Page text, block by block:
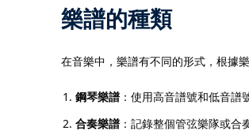
樂譜的種類
在音樂中，樂譜有不同的形式，根據
鋼琴樂譜：使用高音譜號和低音譜
合奏樂譜：記錄整個管弦樂隊或合